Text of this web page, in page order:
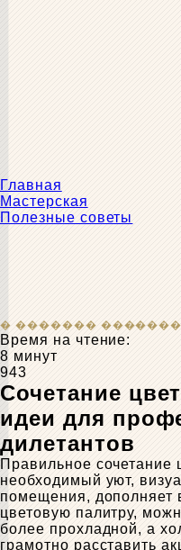
Главная
Мастерская
Полезные советы
Время на чтение:
8 минут
943
Сочетание
идеи для
дилетантов
Правильное сочетание
необходимый уют,
помещения, дополняет
цветовую палитру,
более прохладной, а
грамотно расставить